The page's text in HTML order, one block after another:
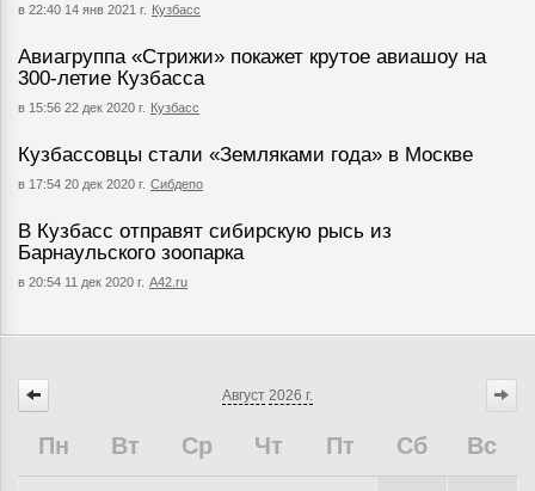
в 22:40 14 янв 2021 г. Кузбасс
Авиагруппа «Стрижи» покажет крутое авиашоу на
300-летие Кузбасса
в 15:56 22 дек 2020 г. Кузбасс
Кузбассовцы стали «Земляками года» в Москве
в 17:54 20 дек 2020 г. Сибдепо
В Кузбасс отправят сибирскую рысь из
Барнаульского зоопарка
в 20:54 11 дек 2020 г. А42.ru
Август 2026 г.
Пн Вт Ср Чт Пт Сб Вс